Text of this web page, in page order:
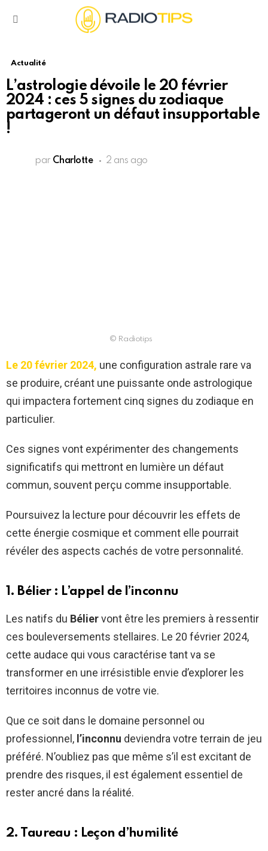
Actualité
L’astrologie dévoile le 20 février
2024 : ces 5 signes du zodiaque
partageront un défaut insupportable
!
par Charlotte 2 ans ago
© Radiotips
Le 20 février 2024, une configuration astrale rare va
se produire, créant une puissante onde astrologique
qui impactera fortement cinq signes du zodiaque en
particulier.
Ces signes vont expérimenter des changements
significatifs qui mettront en lumière un défaut
commun, souvent perçu comme insupportable.
Poursuivez la lecture pour découvrir les effets de
cette énergie cosmique et comment elle pourrait
révéler des aspects cachés de votre personnalité.
1. Bélier : L’appel de l’inconnu
Les natifs du Béliervont être les premiers à ressentir
ces bouleversements stellaires. Le 20 février 2024,
cette audace qui vous caractérise tant va se
transformer en une irrésistible envie d’explorer les
territoires inconnus de votre vie.
Que ce soit dans le domaine personnel ou
professionnel, l’inconnu deviendra votre terrain de jeu
préféré. N’oubliez pas que même s’il est excitant de
prendre des risques, il est également essentiel de
rester ancré dans la réalité.
2. Taureau : Leçon d’humilité